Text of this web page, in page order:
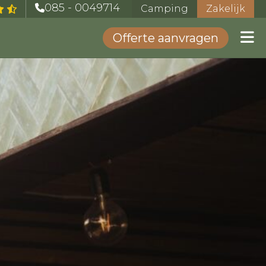
085 - 0049714 Camping Zakelijk
Offerte aanvragen